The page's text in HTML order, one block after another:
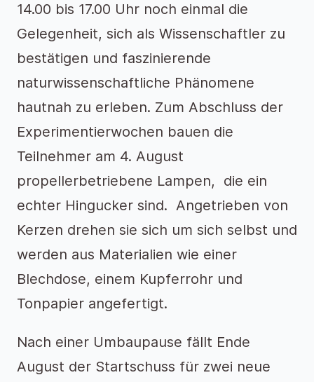
14.00 bis 17.00 Uhr noch einmal die
Gelegenheit, sich als Wissenschaftler zu
bestätigen und faszinierende
naturwissenschaftliche Phänomene
hautnah zu erleben. Zum Abschluss der
Experimentierwochen bauen die
Teilnehmer am 4. August
propellerbetriebene Lampen, die ein
echter Hingucker sind. Angetrieben von
Kerzen drehen sie sich um sich selbst und
werden aus Materialien wie einer
Blechdose, einem Kupferrohr und
Tonpapier angefertigt.
Nach einer Umbaupause fällt Ende
August der Startschuss für zwei neue